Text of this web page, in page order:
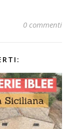
0 commenti